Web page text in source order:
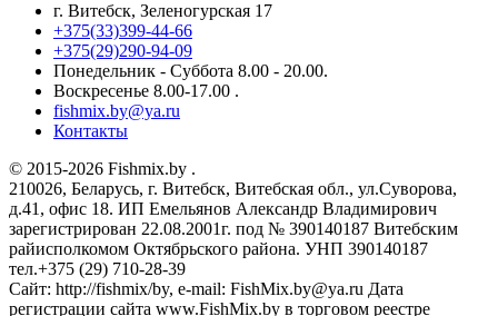
г. Витебск, Зеленогурская 17
+375(33)399-44-66
+375(29)290-94-09
Понедельник - Суббота 8.00 - 20.00.
Воскресенье 8.00-17.00 .
fishmix.by@ya.ru
Контакты
© 2015-2026 Fishmix.by .
210026, Беларусь, г. Витебск, Витебская обл., ул.Суворова,
д.41, офис 18. ИП Емельянов Александр Владимирович
зарегистрирован 22.08.2001г. под № 390140187 Витебским
райисполкомом Октябрьского района. УНП 390140187
тел.+375 (29) 710-28-39
Сайт: http://fishmix/by, e-mail: FishMix.by@ya.ru Дата
регистрации сайта www.FishMix.by в торговом реестре